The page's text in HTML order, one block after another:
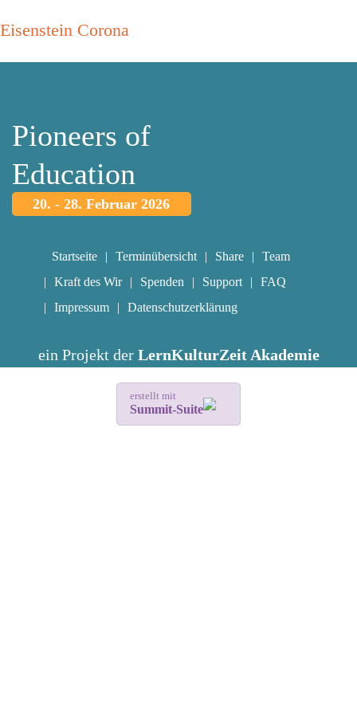
Eisenstein Corona
Pioneers of
Education
20. - 28. Februar 2026
Startseite Terminübersicht Share
Team
Kraft des Wir
Spenden Support
FAQ
Impressum
Datenschutzerklärung
ein Projekt der LernKulturZeit Akademie
erstellt mit
Summit-Suite